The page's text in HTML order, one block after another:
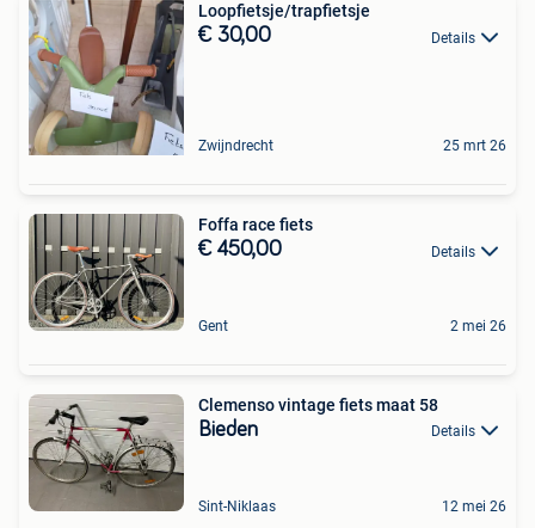
Loopfietsje/trapfietsje
€ 30,00 Details
Zwijndrecht 25 mrt 26
Foffa race fiets
€ 450,00 Details
Gent 2 mei 26
Clemenso vintage fiets maat 58
Bieden Details
Sint-Niklaas 12 mei 26